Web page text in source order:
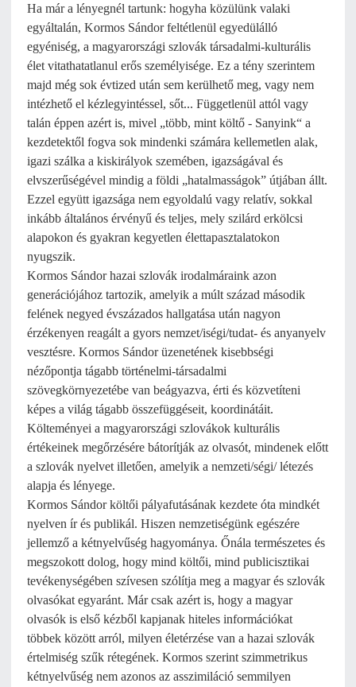
Ha már a lényegnél tartunk: hogyha közülünk valaki
egyáltalán, Kormos Sándor feltétlenül egyedülálló
egyéniség, a magyarországi szlovák társadalmi-kulturális
élet vitathatatlanul erős személyisége. Ez a tény szerintem
majd még sok évtized után sem kerülhető meg, vagy nem
intézhető el kézlegyintéssel, sőt... Függetlenül attól vagy
talán éppen azért is, mivel „több, mint költő - Sanyink“ a
kezdetektől fogva sok mindenki számára kellemetlen alak,
igazi szálka a kiskirályok szemében, igazságával és
elvszerűségével mindig a földi „hatalmasságok” útjában állt.
Ezzel együtt igazsága nem egyoldalú vagy relatív, sokkal
inkább általános érvényű és teljes, mely szilárd erkölcsi
alapokon és gyakran kegyetlen élettapasztalatokon
nyugszik.
Kormos Sándor hazai szlovák irodalmáraink azon
generációjához tartozik, amelyik a múlt század második
felének negyed évszázados hallgatása után nagyon
érzékenyen reagált a gyors nemzet/iségi/tudat- és anyanyelv
vesztésre. Kormos Sándor üzenetének kisebbségi
nézőpontja tágabb történelmi-társadalmi
szövegkörnyezetébe van beágyazva, érti és közvetíteni
képes a világ tágabb összefüggéseit, koordinátáit.
Költeményei a magyarországi szlovákok kulturális
értékeinek megőrzésére bátorítják az olvasót, mindenek előtt
a szlovák nyelvet illetően, amelyik a nemzeti/ségi/ létezés
alapja és lényege.
Kormos Sándor költői pályafutásának kezdete óta mindkét
nyelven ír és publikál. Hiszen nemzetiségünk egészére
jellemző a kétnyelvűség hagyománya. Őnála természetes és
megszokott dolog, hogy mind költői, mind publicisztikai
tevékenységében szívesen szólítja meg a magyar és szlovák
olvasókat egyaránt. Már csak azért is, hogy a magyar
olvasók is első kézből kapjanak hiteles információkat
többek között arról, milyen életérzése van a hazai szlovák
értelmiség szűk rétegének. Kormos szerint szimmetrikus
kétnyelvűség nem azonos az asszimiláció semmilyen